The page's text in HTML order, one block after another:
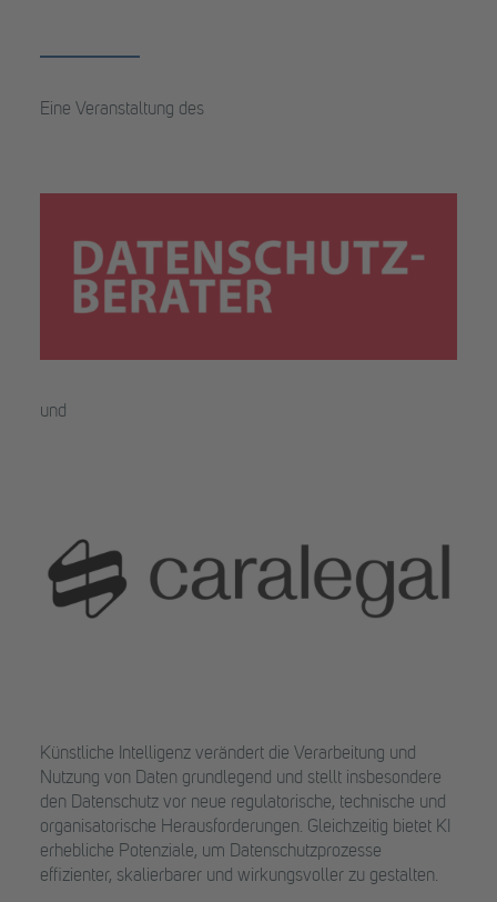
Eine Veranstaltung des
und
Künstliche Intelligenz verändert die Verarbeitung und
Nutzung von Daten grundlegend und stellt insbesondere
den Datenschutz vor neue regulatorische, technische und
organisatorische Herausforderungen. Gleichzeitig bietet KI
erhebliche Potenziale, um Datenschutzprozesse
effizienter, skalierbarer und wirkungsvoller zu gestalten.